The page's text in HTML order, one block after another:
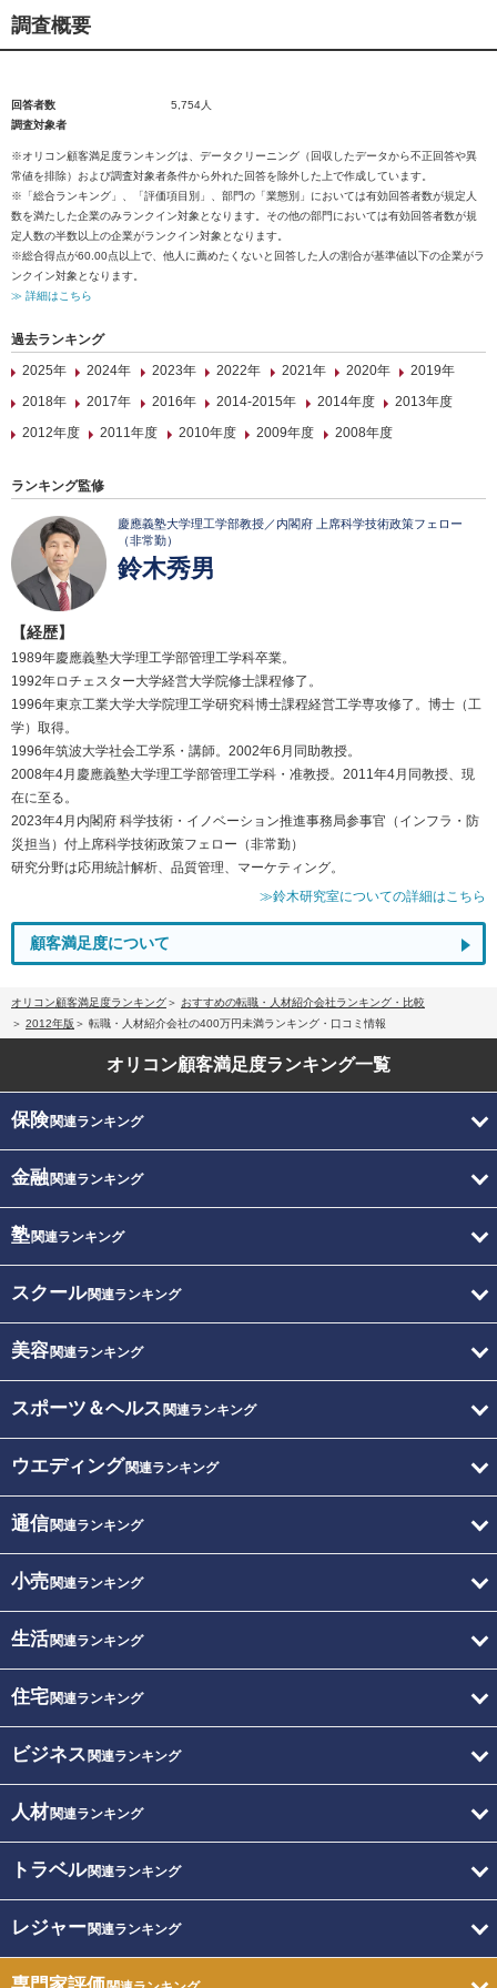
調査概要
回答者数
5,754人
調査対象者
※オリコン顧客満足度ランキングは、データクリーニング（回収したデータから不正回答や異
常値を排除）および調査対象者条件から外れた回答を除外した上で作成しています。
※「総合ランキング」、「評価項目別」、部門の「業態別」においては有効回答者数が規定人
数を満たした企業のみランクイン対象となります。その他の部門においては有効回答者数が規
定人数の半数以上の企業がランクイン対象となります。
※総合得点が60.00点以上で、他人に薦めたくないと回答した人の割合が基準値以下の企業がラ
ンクイン対象となります。
≫ 詳細はこちら
過去ランキング
2025年
2024年 2023年 2022年 2021年 2020年
2019年
2018年
2017年 2016年 2014-2015年 2014年度
2013年度
2012年度
2011年度 2010年度 2009年度 2008年度
ランキング監修
慶應義塾大学理工学部教授／内閣府 上席科学技術政策フェロー
（非常勤）
鈴木秀男
【経歴】
1989年慶應義塾大学理工学部管理工学科卒業。
1992年ロチェスター大学経営大学院修士課程修了。
1996年東京工業大学大学院理工学研究科博士課程経営工学専攻修了。博士（工
学）取得。
1996年筑波大学社会工学系・講師。2002年6月同助教授。
2008年4月慶應義塾大学理工学部管理工学科・准教授。2011年4月同教授、現
在に至る。
2023年4月内閣府 科学技術・イノベーション推進事務局参事官（インフラ・防
災担当）付上席科学技術政策フェロー（非常勤）
研究分野は応用統計解析、品質管理、マーケティング。
≫鈴木研究室についての詳細はこちら
顧客満足度について
オリコン顧客満足度ランキング
おすすめの転職・人材紹介会社ランキング・比較
2012年版
転職・人材紹介会社の400万円未満ランキング・口コミ情報
オリコン顧客満足度ランキング一覧
保険関連ランキング
金融関連ランキング
塾関連ランキング
スクール関連ランキング
美容関連ランキング
スポーツ＆ヘルス 関連ランキング
ウエディング関連ランキング
通信関連ランキング
小売関連ランキング
生活関連ランキング
住宅関連ランキング
ビジネス 関連ランキング
人材関連ランキング
トラベル関連ランキング
レジャー関連ランキング